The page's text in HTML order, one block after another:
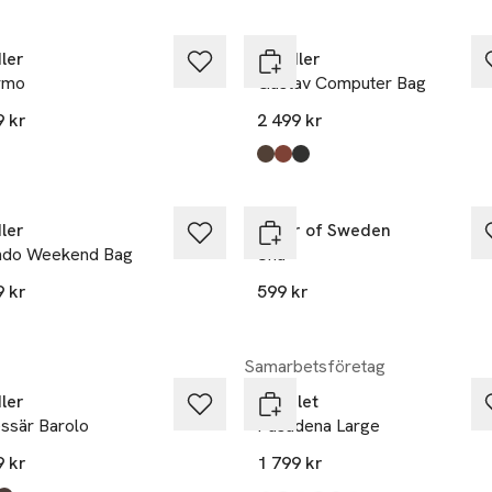
kr
finns i färgerna:
Saddler
Gustav Computer Bag
2 499 kr
Produkten finns i färgerna:
Dk.brown
Midbrown
Black,
Weekend Bag
kr
finns i färgerna:
Tiger of Sweden
Unu
599 kr
Barolo
kr
Samarbetsföretag
Cavalet
Pasadena Large
1 799 kr